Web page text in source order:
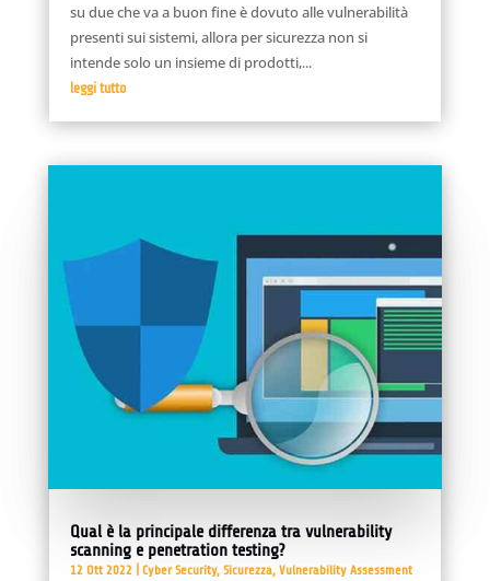
su due che va a buon fine è dovuto alle vulnerabilità
presenti sui sistemi, allora per sicurezza non si
intende solo un insieme di prodotti,...
leggi tutto
Qual è la principale differenza tra vulnerability
scanning e penetration testing?
12 Ott 2022 Cyber Security, Sicurezza, Vulnerability Assessment